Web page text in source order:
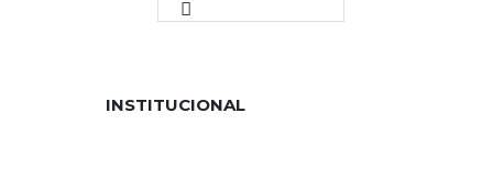
INSTITUCIONAL